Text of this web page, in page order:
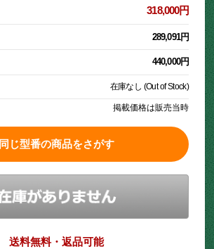
318,000円
289,091円
440,000円
在庫なし (Out of Stock)
掲載価格は販売当時
同じ型番の商品をさがす
送料無料・返品可能